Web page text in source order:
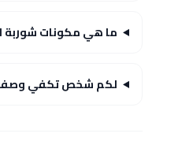
ما هي مكونات شوربة
لكم شخص تكفي